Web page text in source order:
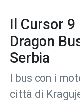
Il Cursor 9
Dragon
Serbia
I bus con i
città di